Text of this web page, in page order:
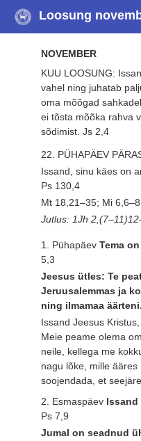
Loosung
NOVEMBER
KUU LOOSUNG:
vahel ning juhatab
oma mõõgad
ei tõsta mõõka rahva
sõdimist.Js 2,4
22. PÜHAPÄEV
Issand, sinu käes on
Ps 130,4
Mt 18,21–35; Mi
Jutlus: 1Jh
1. PühapäevTema
5,3
Jeesus ütles: Te
Jeruusalemmas ja
ning ilmamaa
Issand Jeesus
Meie peame olema
neile, kellega me
nagu lõke, mille
soojendada, et
2. Esmaspäev Issand
Ps 7,9
Jumal on seadnud